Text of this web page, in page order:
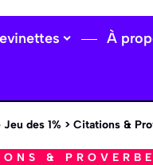
À
des 1% > Citations &
&